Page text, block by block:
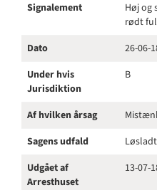
Signalement
Høj og
rødt
Dato
26-06-
Under hvis
Jurisdiktion
B
Af hvilken årsag
Sagens udfald
Løsladt
Udgået af
Arresthuset
13-07-